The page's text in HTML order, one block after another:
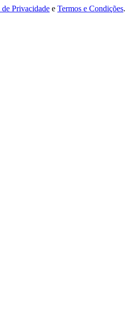
Privacidade e Termos e Condições.